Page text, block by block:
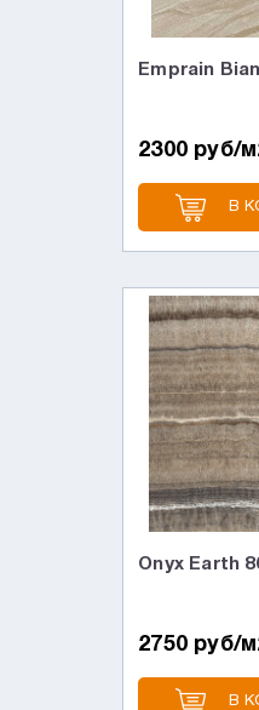
Emprain
2300 руб/
В
Onyx Earth
2750 руб/
В